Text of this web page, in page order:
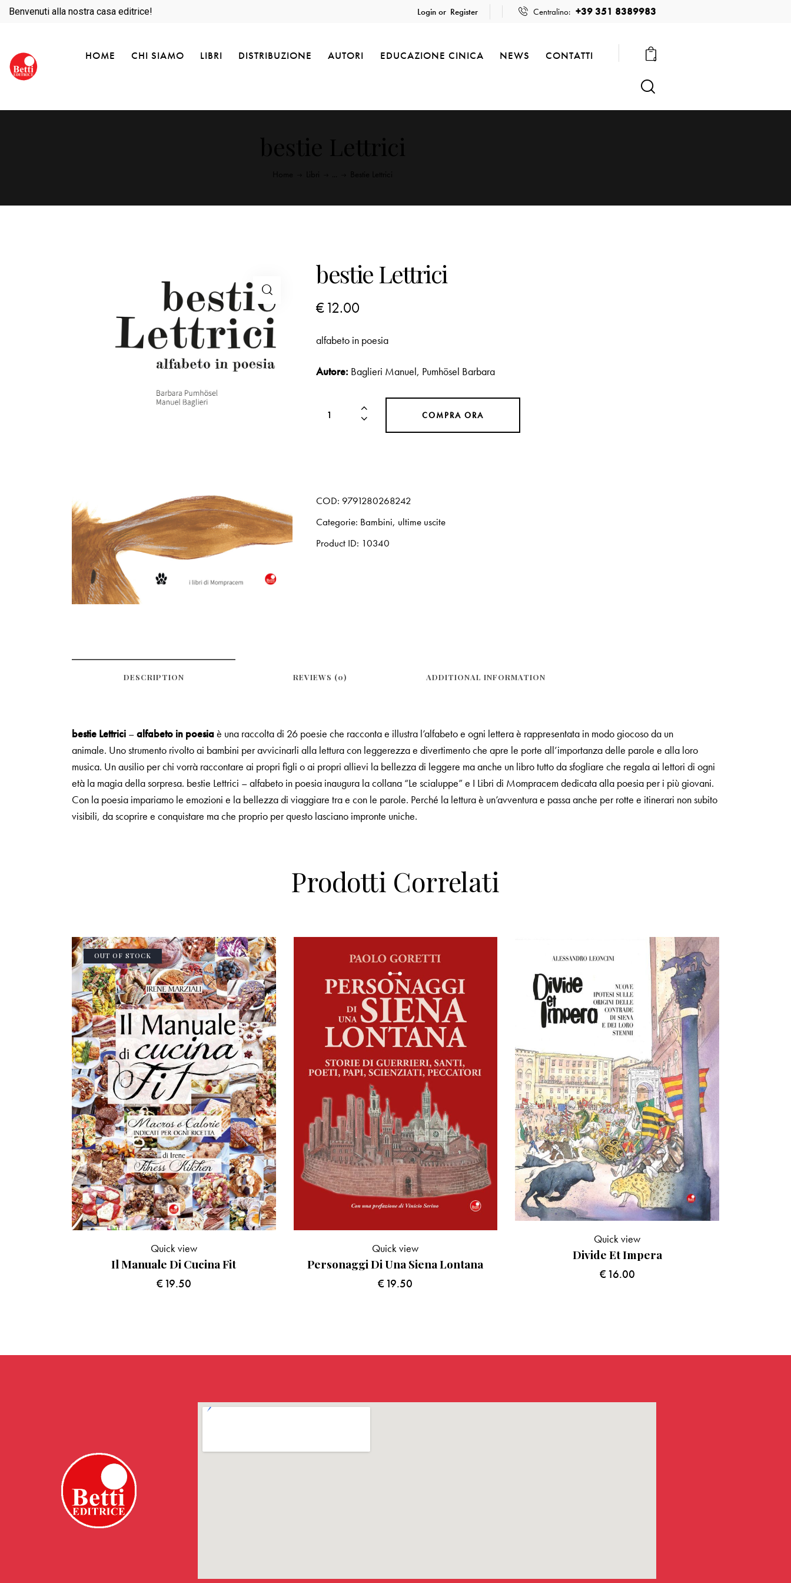
Benvenuti alla nostra casa editrice! Login or Register Centralino: +39 351 8389983
HOME CHI SIAMO LIBRI DISTRIBUZIONE AUTORI EDUCAZIONE CINICA NEWS CONTATTI 0
bestie Lettrici
€12.00
alfabeto in poesia
Autore: Baglieri Manuel, Pumhösel Barbara
COMPRA ORA
COD: 9791280268242
Categorie: Bambini, ultime uscite
Product ID: 10340
DESCRIPTION REVIEWS (0) ADDITIONAL INFORMATION
bestie Lettrici –alfabeto in poesiaè una raccolta di 26 poesie che racconta e illustra l’alfabeto e ogni lettera è rappresentata in modo giocoso da un
animale. Uno strumento rivolto ai bambini per avvicinarli alla lettura con leggerezza e divertimento che apre le porte all’importanza delle parole e alla loro
musica. Un ausilio per chi vorrà raccontare ai propri figli o ai propri allievi la bellezza di leggere ma anche un libro tutto da sfogliare che regala ai lettori di ogni
età la magia della sorpresa. bestie Lettrici – alfabeto in poesia inaugura la collana “Le scialuppe” e I Libri di Mompracem dedicata alla poesia per i più giovani.
Con la poesia impariamo le emozioni e la bellezza di viaggiare tra e con le parole. Perché la lettura è un’avventura e passa anche per rotte e itinerari non subito
visibili, da scoprire e conquistare ma che proprio per questo lasciano impronte uniche.
Prodotti Correlati
OUT OF STOCK
Il Manuale Di Cucina Fit
€19.50
Quick view
Personaggi Di Una Siena Lontana
€19.50
Quick view Divide Et Impera
€16.00
Quick view